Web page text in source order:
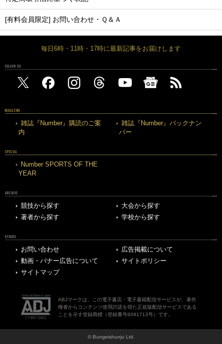
[有料会員限定] お問い合わせ・Ｑ＆Ａ
毎日6時・11時・17時に最新記事をお届けします
FOLLOW US
MAGAZINE
雑誌『Number』購読のご案
内
雑誌『Number』バックナン
バー
SPECIAL
Number SPORTS OF THE
YEAR
ARCHIVE
競技から探す
大会から探す
著者から探す
学校から探す
OTHERS
お問い合わせ
広告掲載について
動画・バナー広告について
サイトポリシー
サイトマップ
ABJマークは、この電子書店・電子書籍配信サービスが、著作
権者からコンテンツ使用許諾を得た正規版配信サービスである
ことを示す登録商標（登録番号6091713号）です。
© Bungeishunju Ltd.